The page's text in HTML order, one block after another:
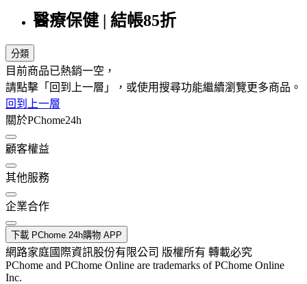
醫療保健 | 結帳85折
分類
目前商品已熱銷一空，
請點擊「回到上一層」，或使用搜尋功能繼續瀏覽更多商品。
回到上一層
關於PChome24h
顧客權益
其他服務
企業合作
下載 PChome 24h購物 APP
網路家庭國際資訊股份有限公司 版權所有 轉載必究
PChome and PChome Online are trademarks of PChome Online
Inc.